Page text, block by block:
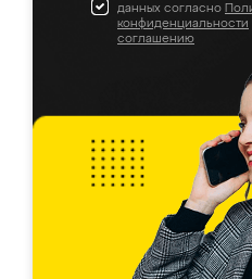
данных согласно
конфиденциальности
соглашению